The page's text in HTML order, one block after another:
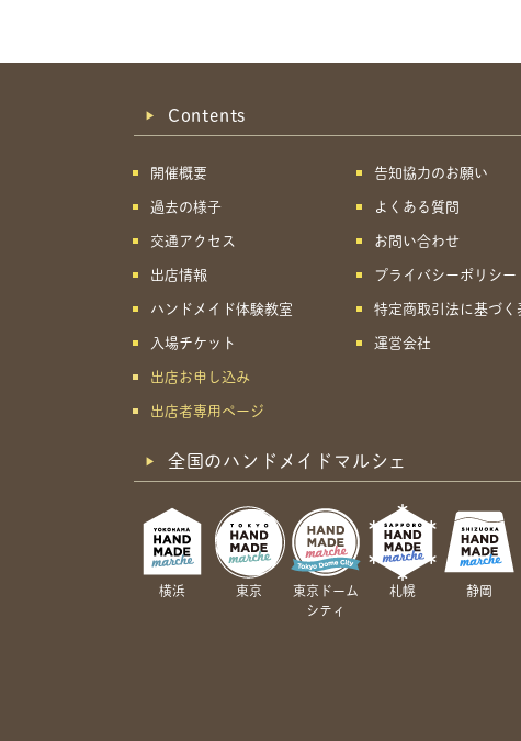
Contents
開催概要
過去の様子
交通アクセス
出店情報
ハンドメイド体験教室
入場チケット
出店お申し込み
出店者専用ページ
告知協力のお願い
よくある質問
お問い合わせ
プライバシーポリシー
特定商取引法に基づく
運営会社
全国のハンドメイドマルシェ
横浜 東京
東京ドーム
シティ
札幌 静岡